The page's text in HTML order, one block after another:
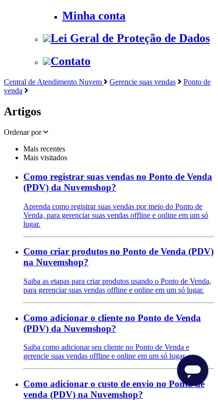
Minha conta
Lei Geral de Proteção de Dados
Contato
Central de Atendimento Nuvem Gerencie suas vendas
Ponto de
venda
Artigos
Ordenar por
Mais recentes
Mais visitados
Como registrar suas vendas no Ponto de Venda
(PDV) da Nuvemshop?
Aprenda como registrar suas vendas por meio do Ponto de
Venda, para gerenciar suas vendas offline e online em um só
lugar.
Como criar produtos no Ponto de Venda (PDV)
na Nuvemshop?
Saiba as etapas para criar produtos usando o Ponto de Venda,
para gerenciar suas vendas offline e online em um só lugar.
Como adicionar o cliente no Ponto de Venda
(PDV) da Nuvemshop?
Saiba como adicionar seu cliente no Ponto de Venda e
gerencie suas vendas offline e online em um só lugar.
Como adicionar o custo de envio no Ponto de
venda (PDV) na Nuvemshop?